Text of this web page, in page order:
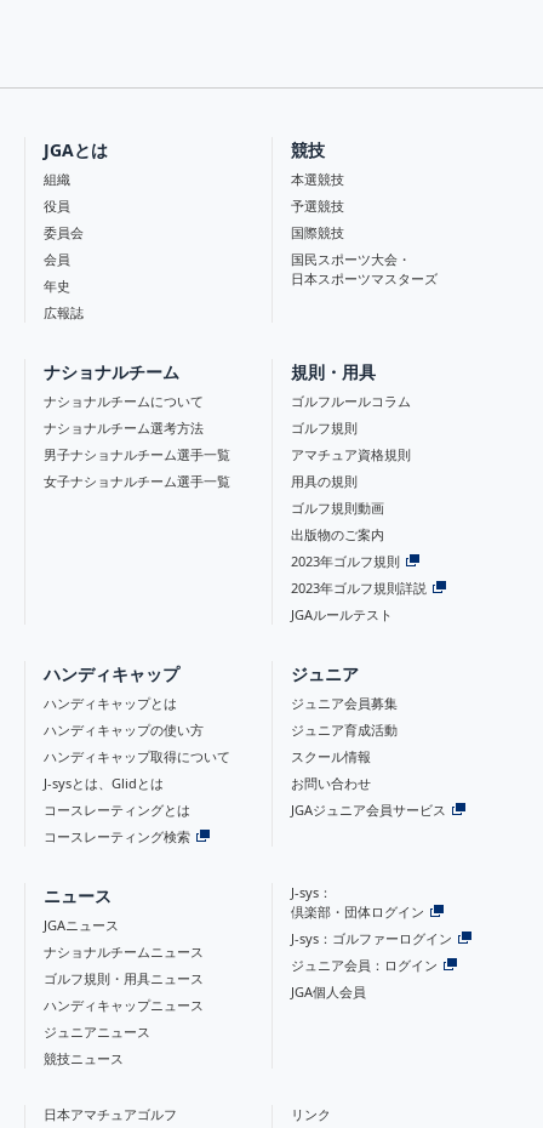
JGAとは
組織
役員
委員会
会員
年史
広報誌
競技
本選競技
予選競技
国際競技
国民スポーツ大会・
日本スポーツマスターズ
ナショナルチーム
ナショナルチームについて
ナショナルチーム選考方法
男子ナショナルチーム選手一覧
女子ナショナルチーム選手一覧
規則・用具
ゴルフルールコラム
ゴルフ規則
アマチュア資格規則
用具の規則
ゴルフ規則動画
出版物のご案内
2023年ゴルフ規則
2023年ゴルフ規則詳説
JGAルールテスト
ハンディキャップ
ハンディキャップとは
ハンディキャップの使い方
ハンディキャップ取得について
J-sysとは、Glidとは
コースレーティングとは
コースレーティング検索
ジュニア
ジュニア会員募集
ジュニア育成活動
スクール情報
お問い合わせ
JGAジュニア会員サービス
ニュース
JGAニュース
ナショナルチームニュース
ゴルフ規則・用具ニュース
ハンディキャップニュース
ジュニアニュース
競技ニュース
J-sys：
倶楽部・団体ログイン
J-sys：ゴルファーログイン
ジュニア会員：ログイン
JGA個人会員
日本アマチュアゴルフ
リンク